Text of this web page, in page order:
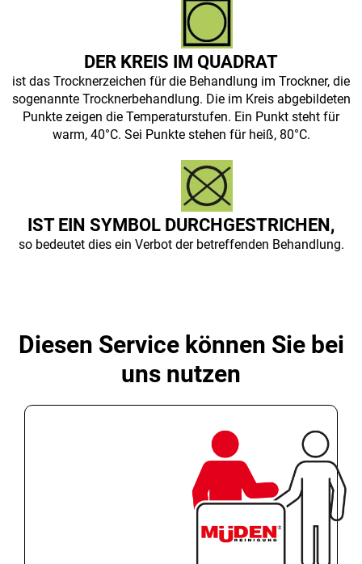
DER KREIS IM QUADRAT
ist das Trocknerzeichen für die Behandlung im Trockner, die
sogenannte Trocknerbehandlung. Die im Kreis abgebildeten
Punkte zeigen die Temperaturstufen. Ein Punkt steht für
warm, 40°C. Sei Punkte stehen für heiß, 80°C.
IST EIN SYMBOL DURCHGESTRICHEN,
so bedeutet dies ein Verbot der betreffenden Behandlung.
Diesen Service können Sie bei
uns nutzen